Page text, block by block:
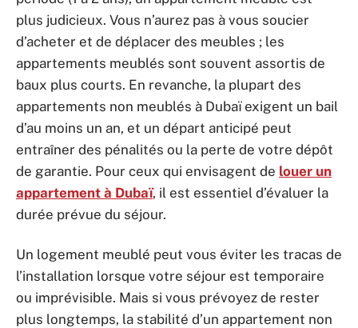
plus judicieux. Vous n’aurez pas à vous soucier
d’acheter et de déplacer des meubles ; les
appartements meublés sont souvent assortis de
baux plus courts. En revanche, la plupart des
appartements non meublés à Dubaï exigent un bail
d’au moins un an, et un départ anticipé peut
entraîner des pénalités ou la perte de votre dépôt
de garantie. Pour ceux qui envisagent de louer un
appartement à Dubaï, il est essentiel d’évaluer la
durée prévue du séjour.
Un logement meublé peut vous éviter les tracas de
l’installation lorsque votre séjour est temporaire
ou imprévisible. Mais si vous prévoyez de rester
plus longtemps, la stabilité d’un appartement non